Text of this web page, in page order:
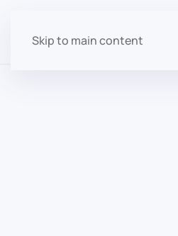
Skip to main content